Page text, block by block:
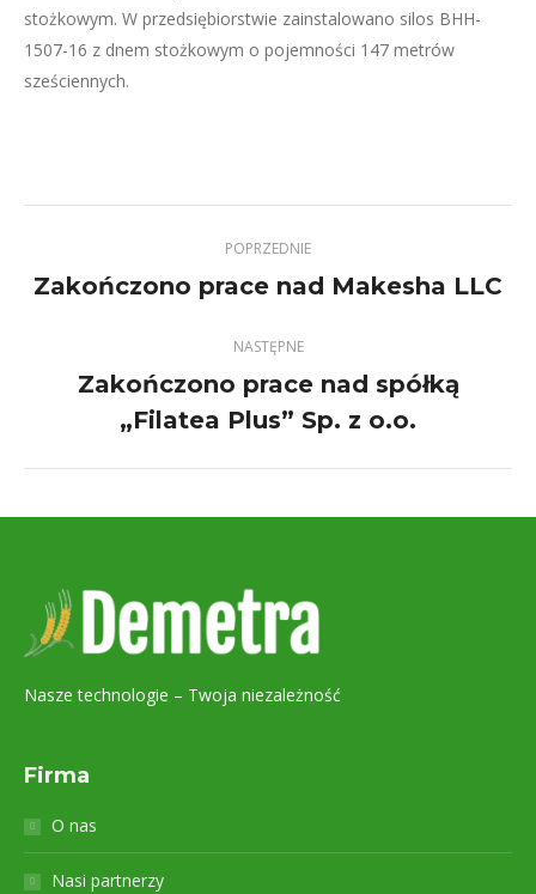
stożkowym. W przedsiębiorstwie zainstalowano silos BHH-
1507-16 z dnem stożkowym o pojemności 147 metrów
sześciennych.
POPRZEDNIE
Previous
Zakończono prace nad Makesha LLC
NASTĘPNE
Next
project:
Zakończono prace nad spółką
„Filatea Plus” Sp. z o.o.
Nasze technologie – Twoja niezależność
Firma
O nas
Nasi partnerzy